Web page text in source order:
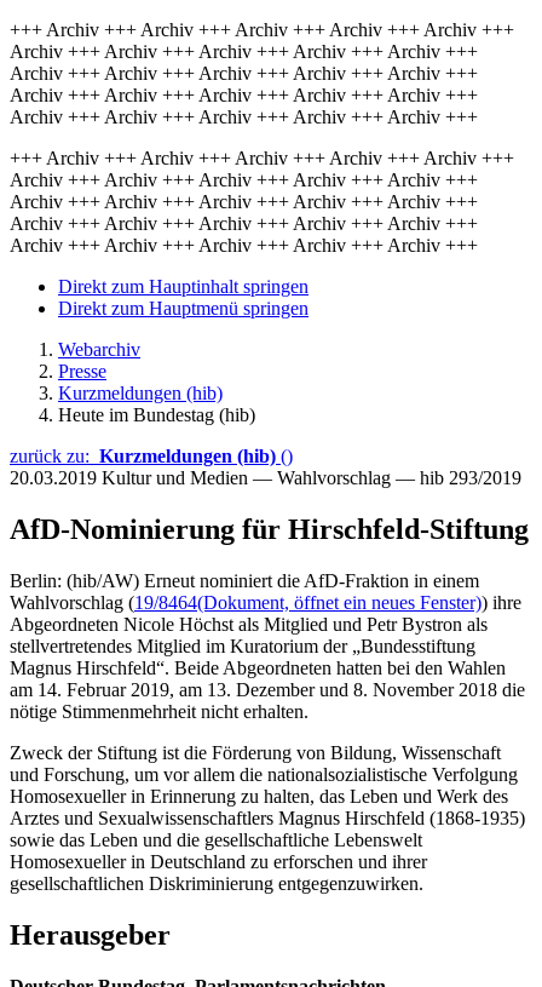
+++ Archiv +++ Archiv +++ Archiv +++ Archiv +++ Archiv +++
Archiv +++ Archiv +++ Archiv +++ Archiv +++ Archiv +++
Archiv +++ Archiv +++ Archiv +++ Archiv +++ Archiv +++
Archiv +++ Archiv +++ Archiv +++ Archiv +++ Archiv +++
Archiv +++ Archiv +++ Archiv +++ Archiv +++ Archiv +++
+++ Archiv +++ Archiv +++ Archiv +++ Archiv +++ Archiv +++
Archiv +++ Archiv +++ Archiv +++ Archiv +++ Archiv +++
Archiv +++ Archiv +++ Archiv +++ Archiv +++ Archiv +++
Archiv +++ Archiv +++ Archiv +++ Archiv +++ Archiv +++
Archiv +++ Archiv +++ Archiv +++ Archiv +++ Archiv +++
Direkt zum Hauptinhalt springen
Direkt zum Hauptmenü springen
Webarchiv
Presse
Kurzmeldungen (hib)
Heute im Bundestag (hib)
zurück zu: Kurzmeldungen (hib) ()
20.03.2019 Kultur und Medien — Wahlvorschlag — hib 293/2019
AfD-Nominierung für Hirschfeld-Stiftung
Berlin: (hib/AW) Erneut nominiert die AfD-Fraktion in einem
Wahlvorschlag (19/8464(Dokument, öffnet ein neues Fenster)) ihre
Abgeordneten Nicole Höchst als Mitglied und Petr Bystron als
stellvertretendes Mitglied im Kuratorium der „Bundesstiftung
Magnus Hirschfeld“. Beide Abgeordneten hatten bei den Wahlen
am 14. Februar 2019, am 13. Dezember und 8. November 2018 die
nötige Stimmenmehrheit nicht erhalten.
Zweck der Stiftung ist die Förderung von Bildung, Wissenschaft
und Forschung, um vor allem die nationalsozialistische Verfolgung
Homosexueller in Erinnerung zu halten, das Leben und Werk des
Arztes und Sexualwissenschaftlers Magnus Hirschfeld (1868-1935)
sowie das Leben und die gesellschaftliche Lebenswelt
Homosexueller in Deutschland zu erforschen und ihrer
gesellschaftlichen Diskriminierung entgegenzuwirken.
Herausgeber